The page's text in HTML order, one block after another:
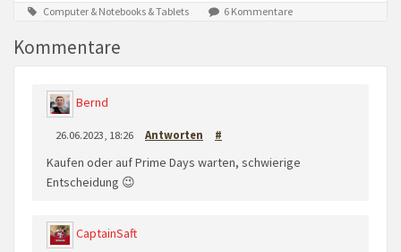
Computer & Notebooks & Tablets 6 Kommentare
Kommentare
Bernd
26.06.2023, 18:26 Antworten #
Kaufen oder auf Prime Days warten, schwierige
Entscheidung 😉
CaptainSaft